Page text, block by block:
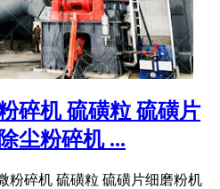
碎机 硫磺粒 硫磺片
尘粉碎机 ...
粉碎机 硫磺粒 硫磺片细磨粉机